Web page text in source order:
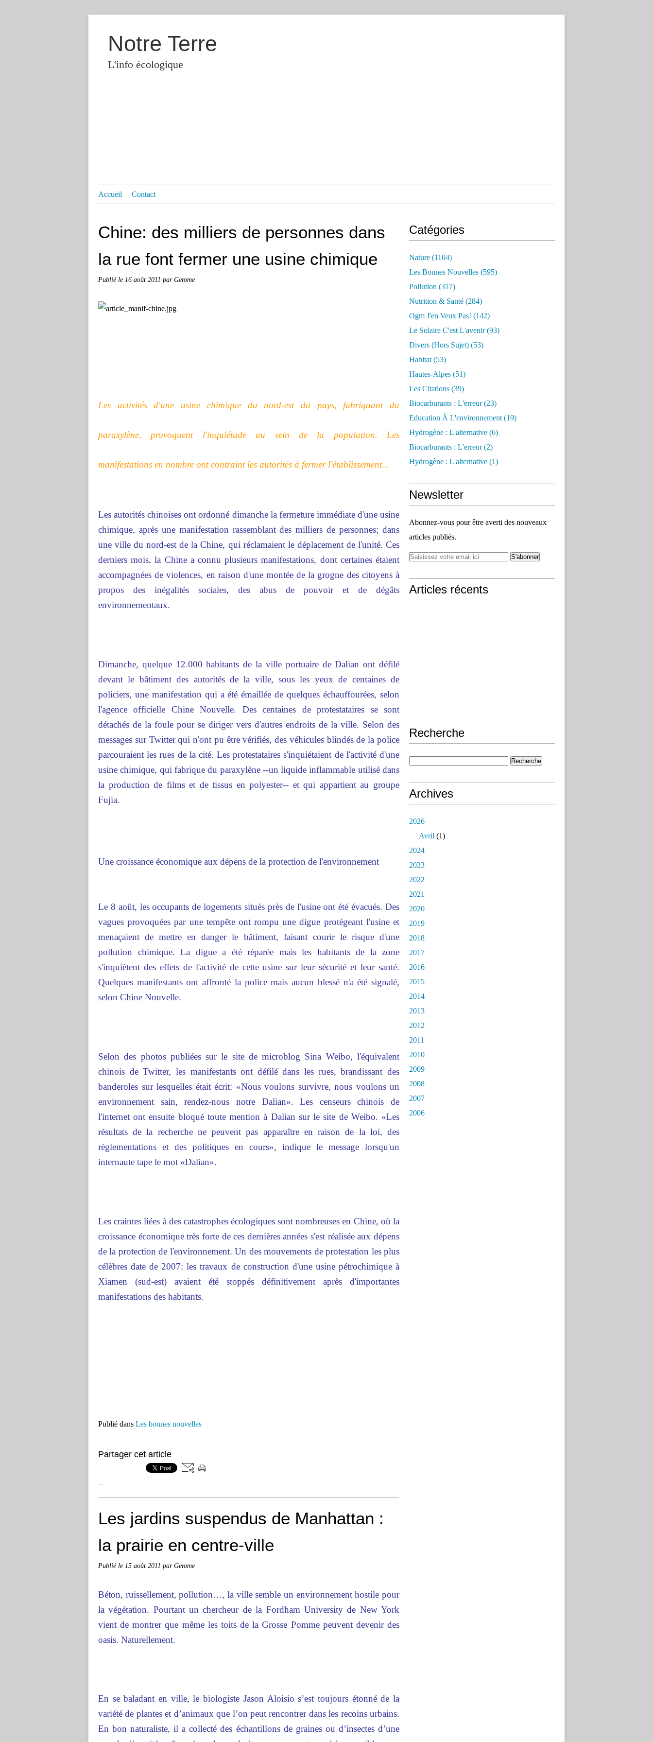
Notre Terre
L'info écologique
Accueil Contact
Chine: des milliers de personnes dans
la rue font fermer une usine chimique
Publié le 16 août 2011 par Gerome
Les activités d'une usine chimique du nord-est du pays, fabriquant du
paraxylène, provoquent l'inquiétude au sein de la population. Les
manifestations en nombre ont contraint les autorités à fermer l'établissement...
Les autorités chinoises ont ordonné dimanche la fermeture immédiate d'une usine
chimique, après une manifestation rassemblant des milliers de personnes; dans
une ville du nord-est de la Chine, qui réclamaient le déplacement de l'unité. Ces
derniers mois, la Chine a connu plusieurs manifestations, dont certaines étaient
accompagnées de violences, en raison d'une montée de la grogne des citoyens à
propos des inégalités sociales, des abus de pouvoir et de dégâts
environnementaux.
Dimanche, quelque 12.000 habitants de la ville portuaire de Dalian ont défilé
devant le bâtiment des autorités de la ville, sous les yeux de centaines de
policiers, une manifestation qui a été émaillée de quelques échauffourées, selon
l'agence officielle Chine Nouvelle. Des centaines de protestataires se sont
détachés de la foule pour se diriger vers d'autres endroits de la ville. Selon des
messages sur Twitter qui n'ont pu être vérifiés, des véhicules blindés de la police
parcouraient les rues de la cité. Les protestataires s'inquiétaient de l'activité d'une
usine chimique, qui fabrique du paraxylène --un liquide inflammable utilisé dans
la production de films et de tissus en polyester-- et qui appartient au groupe
Fujia.
Une croissance économique aux dépens de la protection de l'environnement
Le 8 août, les occupants de logements situés près de l'usine ont été évacués. Des
vagues provoquées par une tempête ont rompu une digue protégeant l'usine et
menaçaient de mettre en danger le bâtiment, faisant courir le risque d'une
pollution chimique. La digue a été réparée mais les habitants de la zone
s'inquiètent des effets de l'activité de cette usine sur leur sécurité et leur santé.
Quelques manifestants ont affronté la police mais aucun blessé n'a été signalé,
selon Chine Nouvelle.
Selon des photos publiées sur le site de microblog Sina Weibo, l'équivalent
chinois de Twitter, les manifestants ont défilé dans les rues, brandissant des
banderoles sur lesquelles était écrit: «Nous voulons survivre, nous voulons un
environnement sain, rendez-nous notre Dalian». Les censeurs chinois de
l'internet ont ensuite bloqué toute mention à Dalian sur le site de Weibo. «Les
résultats de la recherche ne peuvent pas apparaître en raison de la loi, des
règlementations et des politiques en cours», indique le message lorsqu'un
internaute tape le mot «Dalian».
Les craintes liées à des catastrophes écologiques sont nombreuses en Chine, où la
croissance économique très forte de ces dernières années s'est réalisée aux dépens
de la protection de l'environnement. Un des mouvements de protestation les plus
célèbres date de 2007: les travaux de construction d'une usine pétrochimique à
Xiamen (sud-est) avaient été stoppés définitivement après d'importantes
manifestations des habitants.
Publié dans Les bonnes nouvelles
Partager cet article
Les jardins suspendus de Manhattan :
la prairie en centre-ville
Publié le 15 août 2011 par Gerome
Béton, ruissellement, pollution…, la ville semble un environnement hostile pour
la végétation. Pourtant un chercheur de la Fordham University de New York
vient de montrer que même les toits de la Grosse Pomme peuvent devenir des
oasis. Naturellement.
En se baladant en ville, le biologiste Jason Aloisio s’est toujours étonné de la
variété de plantes et d’animaux que l’on peut rencontrer dans les recoins urbains.
En bon naturaliste, il a collecté des échantillons de graines ou d’insectes d’une
Catégories
Nature (1104)
Les Bonnes Nouvelles (595)
Pollution (317)
Nutrition & Santé (284)
Ogm J'en Veux Pas! (142)
Le Solaire C'est L'avenir(93)
Divers (hors Sujet) (53)
Habitat (53)
Hautes-Alpes (51)
Les Citations (39)
Biocarburants : L'erreur(23)
Education À L'environnement (19)
Hydrogène : L'alternative (6)
Biocarburants : L'erreur(2)
Hydrogène : L'alternative (1)
Newsletter
Abonnez-vous pour être averti des nouveaux
articles publiés.
Articles récents
Recherche
Archives
2026
Avril (1)
2024
2023
2022
2021
2020
2019
2018
2017
2016
2015
2014
2013
2012
2011
2010
2009
2008
2007
2006